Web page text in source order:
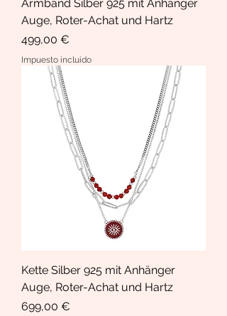
Armband Silber 925 mit Anhänger
Auge, Roter-Achat und Hartz
Precio
499,00 €
Impuesto incluido
Kette Silber 925 mit Anhänger
Auge, Roter-Achat und Hartz
Precio
699,00 €